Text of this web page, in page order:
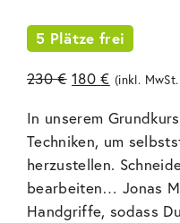
5 Plätze frei
230€ Ursprünglicher
war:
230 €
180€Aktueller
ist:
180 €.
(inkl.
In unserem
Techniken, um
herzustellen.
bearbeiten… Jonas
Handgriffe, sodass